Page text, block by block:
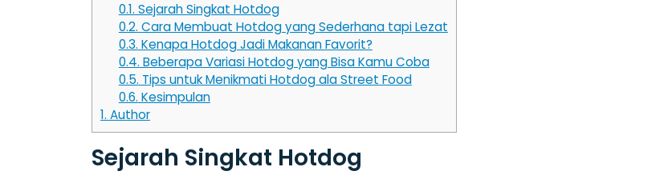
0.1. Sejarah Singkat Hotdog
0.2. Cara Membuat Hotdog yang Sederhana tapi Lezat
0.3. Kenapa Hotdog Jadi Makanan Favorit?
0.4. Beberapa Variasi Hotdog yang Bisa Kamu Coba
0.5. Tips untuk Menikmati Hotdog ala Street Food
0.6. Kesimpulan
1. Author
Sejarah Singkat Hotdog